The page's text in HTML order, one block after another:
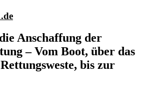
Anschaffung der
– Vom Boot, über das
bis zur